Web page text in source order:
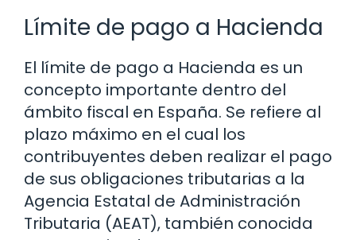
Límite de pago a Hacienda
El límite de pago a Hacienda es un
concepto importante dentro del
ámbito fiscal en España. Se refiere al
plazo máximo en el cual los
contribuyentes deben realizar el pago
de sus obligaciones tributarias a la
Agencia Estatal de Administración
Tributaria (AEAT), también conocida